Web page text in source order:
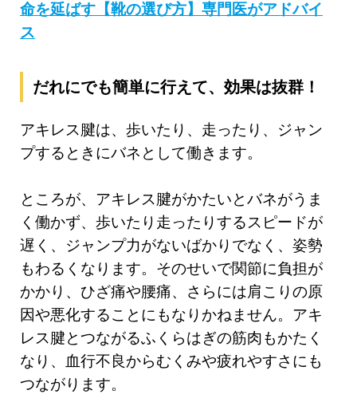
命を延ばす【靴の選び方】専門医がアドバイ
ス
だれにでも簡単に行えて、効果は抜群！
アキレス腱は、歩いたり、走ったり、ジャン
プするときにバネとして働きます。
ところが、アキレス腱がかたいとバネがうま
く働かず、歩いたり走ったりするスピードが
遅く、ジャンプ力がないばかりでなく、姿勢
もわるくなります。そのせいで関節に負担が
かかり、ひざ痛や腰痛、さらには肩こりの原
因や悪化することにもなりかねません。アキ
レス腱とつながるふくらはぎの筋肉もかたく
なり、血行不良からむくみや疲れやすさにも
つながります。